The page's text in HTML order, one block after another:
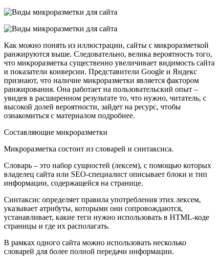
Как можно понять из иллюстрации, сайты с микроразметкой
ранжируются выше. Следовательно, велика вероятность того,
что микроразметка существенно увеличивает видимость сайта
и показатели конверсии. Представители Google и Яндекс
признают, что наличие микроразметки является фактором
ранжирования. Она работает на пользовательский опыт –
увидев в расширенном результате то, что нужно, читатель, с
высокой долей вероятности, зайдет на ресурс, чтобы
ознакомиться с материалом подробнее.
Составляющие микроразметки
Микроразметка состоит из словарей и синтаксиса.
Словарь – это набор сущностей (лексем), с помощью которых
владелец сайта или SEO-специалист описывает блоки и тип
информации, содержащейся на странице.
Синтаксис определяет правила употребления этих лексем,
указывает атрибуты, которыми они сопровождаются,
устанавливает, какие теги нужно использовать в HTML-коде
страницы и где их располагать.
В рамках одного сайта можно использовать несколько
словарей для более полной передачи информации.